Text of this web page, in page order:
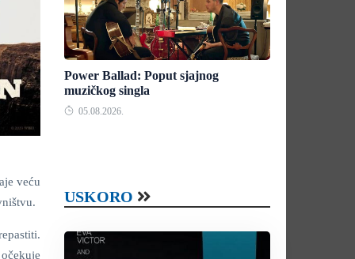
veću
Power Ballad: Poput sjajnog
muzičkog singla
05.08.2026.
USKORO